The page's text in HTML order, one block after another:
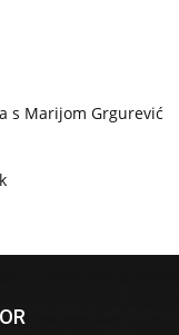
s Marijom Grgurević